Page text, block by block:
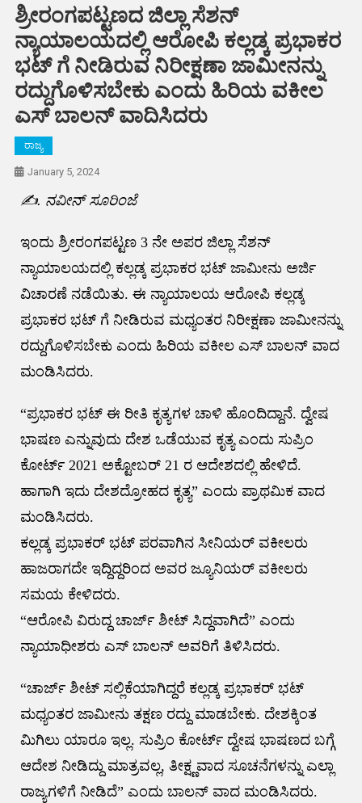
ಶ್ರೀರಂಗಪಟ್ಟಣದ ಜಿಲ್ಲಾ ಸೆಶನ್
ನ್ಯಾಯಾಲಯದಲ್ಲಿ ಆರೋಪಿ ಕಲ್ಲಡ್ಕ ಪ್ರಭಾಕರ
ಭಟ್ ಗೆ ನೀಡಿರುವ ನಿರೀಕ್ಷಣಾ ಜಾಮೀನನ್ನು
ರದ್ದುಗೊಳಿಸಬೇಕು ಎಂದು ಹಿರಿಯ ವಕೀಲ
ಎಸ್ ಬಾಲನ್ ವಾದಿಸಿದರು
ರಾಜ್ಯ
January 5, 2024
✍️. ನವೀನ್ ಸೂರಿಂಜೆ
ಇಂದು ಶ್ರೀರಂಗಪಟ್ಟಣ 3 ನೇ ಅಪರ ಜಿಲ್ಲಾ ಸೆಶನ್
ನ್ಯಾಯಾಲಯದಲ್ಲಿ ಕಲ್ಲಡ್ಕ ಪ್ರಭಾಕರ ಭಟ್ ಜಾಮೀನು ಅರ್ಜಿ
ವಿಚಾರಣೆ ನಡೆಯಿತು. ಈ ನ್ಯಾಯಾಲಯ ಆರೋಪಿ ಕಲ್ಲಡ್ಕ
ಪ್ರಭಾಕರ ಭಟ್ ಗೆ ನೀಡಿರುವ ಮಧ್ಯಂತರ ನಿರೀಕ್ಷಣಾ ಜಾಮೀನನ್ನು
ರದ್ದುಗೊಳಿಸಬೇಕು ಎಂದು ಹಿರಿಯ ವಕೀಲ ಎಸ್ ಬಾಲನ್ ವಾದ
ಮಂಡಿಸಿದರು‌.
“ಪ್ರಭಾಕರ ಭಟ್ ಈ ರೀತಿ ಕೃತ್ಯಗಳ ಚಾಳಿ ಹೊಂದಿದ್ದಾನೆ. ದ್ವೇಷ
ಭಾಷಣ ಎನ್ನುವುದು ದೇಶ ಒಡೆಯುವ ಕೃತ್ಯ ಎಂದು ಸುಪ್ರಿಂ
ಕೋರ್ಟ್ 2021 ಅಕ್ಟೋಬರ್ 21 ರ ಆದೇಶದಲ್ಲಿ ಹೇಳಿದೆ.
ಹಾಗಾಗಿ ಇದು ದೇಶದ್ರೋಹದ ಕೃತ್ಯ” ಎಂದು ಪ್ರಾಥಮಿಕ ವಾದ
ಮಂಡಿಸಿದರು.
ಕಲ್ಲಡ್ಕ ಪ್ರಭಾಕರ್ ಭಟ್ ಪರವಾಗಿನ ಸೀನಿಯರ್ ವಕೀಲರು
ಹಾಜರಾಗದೇ ಇದ್ದಿದ್ದರಿಂದ ಅವರ ಜ್ಯೂನಿಯರ್ ವಕೀಲರು
ಸಮಯ ಕೇಳಿದರು.
“ಆರೋಪಿ ವಿರುದ್ದ ಚಾರ್ಜ್ ಶೀಟ್ ಸಿದ್ದವಾಗಿದೆ” ಎಂದು
ನ್ಯಾಯಾಧೀಶರು ಎಸ್ ಬಾಲನ್ ಅವರಿಗೆ ತಿಳಿಸಿದರು.
“ಚಾರ್ಜ್ ಶೀಟ್ ಸಲ್ಲಿಕೆಯಾಗಿದ್ದರೆ ಕಲ್ಲಡ್ಕ ಪ್ರಭಾಕರ್ ಭಟ್
ಮಧ್ಯಂತರ ಜಾಮೀನು ತಕ್ಷಣ ರದ್ದು ಮಾಡಬೇಕು. ದೇಶಕ್ಕಿಂತ
ಮಿಗಿಲು ಯಾರೂ ಇಲ್ಲ. ಸುಪ್ರಿಂ ಕೋರ್ಟ್ ದ್ವೇಷ ಭಾಷಣದ ಬಗ್ಗೆ
ಆದೇಶ ನೀಡಿದ್ದು ಮಾತ್ರವಲ್ಲ, ತೀಕ್ಷ್ಣವಾದ ಸೂಚನೆಗಳನ್ನು ಎಲ್ಲಾ
ರಾಜ್ಯಗಳಿಗೆ ನೀಡಿದೆ” ಎಂದು ಬಾಲನ್ ವಾದ ಮಂಡಿಸಿದರು.